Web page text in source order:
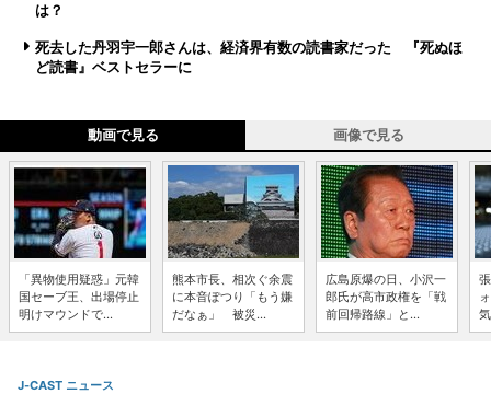
は？
死去した丹羽宇一郎さんは、経済界有数の読書家だった 『死ぬほ
ど読書』ベストセラーに
動画で見る 画像で見る
「異物使用疑惑」元韓
国セーブ王、出場停止
明けマウンドで...
熊本市長、相次ぐ余震
に本音ぽつり「もう嫌
だなぁ」 被災...
広島原爆の日、小沢一
郎氏が高市政権を「戦
前回帰路線」と...
J-CAST ニュース